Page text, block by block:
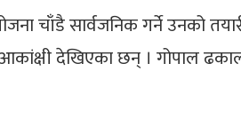
चाँडै सार्वजनिक गर्ने उनको
देखिएका छन् । गोपाल